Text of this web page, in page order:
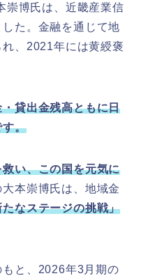
崇博氏は、近畿産業信
た。金融を通じて地
、2021年には黄綬褒
貸出金残高ともに日
す。
い、この国を元気に
本崇博氏は、地域金
たなステージの挑戦」
と、2026年3月期の